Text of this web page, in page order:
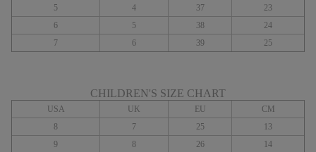
5
4 37
23
6
5 38
24
7
6 39 25
CHILDREN'S SIZE CHART
USA UK EU
CM
8
7 25
13
9
8 26
14